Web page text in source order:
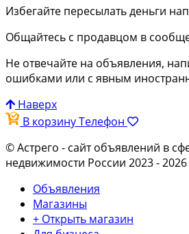
Избегайте пересылать деньги
Общайтесь с продавцом в
Не отвечайте на объявления,
ошибками или с явным
Наверх
В корзинуТелефон
© Астрего - сайт объявлений в
недвижимости России 2023 - 2026
Объявления
Магазины
+ Открыть магазин